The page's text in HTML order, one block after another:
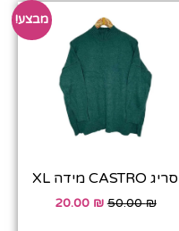
מבצע!
סריג CASTRO מידה XL
50.00₪
20.00 ₪